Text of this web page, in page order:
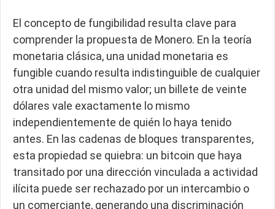
El concepto de fungibilidad resulta clave para
comprender la propuesta de Monero. En la teoría
monetaria clásica, una unidad monetaria es
fungible cuando resulta indistinguible de cualquier
otra unidad del mismo valor; un billete de veinte
dólares vale exactamente lo mismo
independientemente de quién lo haya tenido
antes. En las cadenas de bloques transparentes,
esta propiedad se quiebra: un bitcoin que haya
transitado por una dirección vinculada a actividad
ilícita puede ser rechazado por un intercambio o
un comerciante, generando una discriminación